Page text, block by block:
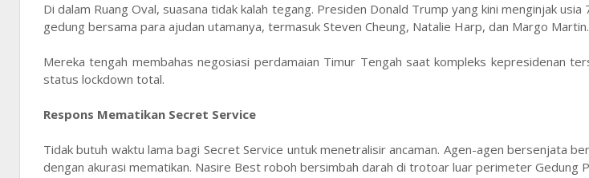
Di dalam Ruang Oval, suasana tidak kalah tegang. Presiden Donald Trump yang kini menginjak
gedung bersama para ajudan utamanya, termasuk Steven Cheung, Natalie Harp, dan Margo Martin.
Mereka tengah membahas negosiasi perdamaian Timur Tengah saat kompleks kepresidenan
status lockdown total.
Respons Mematikan Secret Service
Tidak butuh waktu lama bagi Secret Service untuk menetralisir ancaman. Agen-agen bersenjata
dengan akurasi mematikan. Nasire Best roboh bersimbah darah di trotoar luar perimeter Gedung